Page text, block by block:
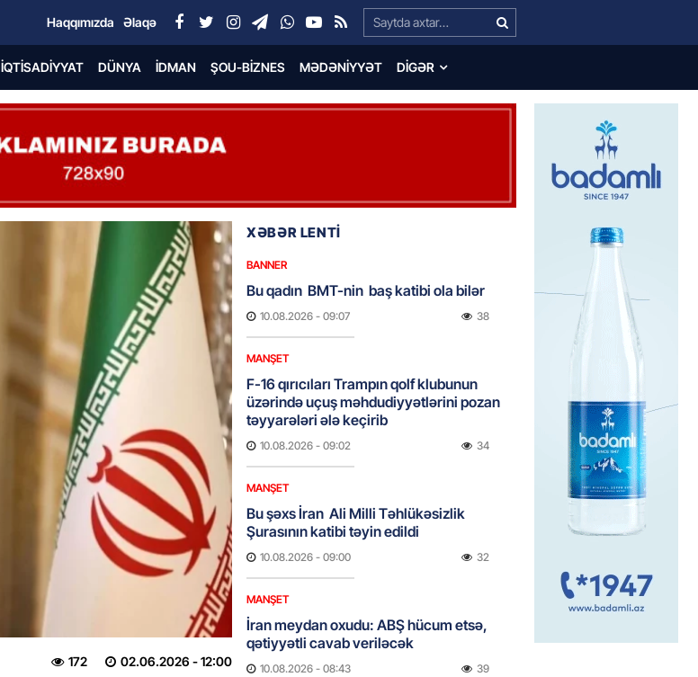
Search…
Haqqımızda Əlaqə
İQTISADIYYAT DÜNYA İDMAN ŞOU-BIZNES MƏDƏNIYYƏT DIGƏR
02.06.2026 - 12:00
172
XƏBƏR LENTİ
BANNER
Bu qadın BMT-nin baş katibi ola bilər
10.08.2026 - 09:07 38
MANŞET
F-16 qırıcıları Trampın qolf klubunun
üzərində uçuş məhdudiyyətlərini pozan
təyyarələri ələ keçirib
10.08.2026 - 09:02 34
MANŞET
Bu şəxs İran Ali Milli Təhlükəsizlik
Şurasının katibi təyin edildi
10.08.2026 - 09:00 32
MANŞET
İran meydan oxudu: ABŞ hücum etsə,
qətiyyətli cavab veriləcək
10.08.2026 - 08:43 39